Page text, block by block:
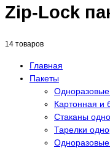
Zip-Lock
14 товаров
Главная
Пакеты
Картонная и
Стаканы
Тарелки